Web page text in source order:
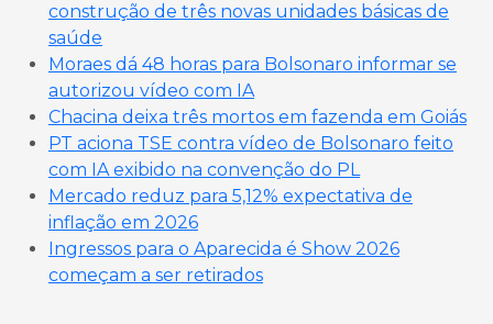
construção de três novas unidades básicas de
saúde
Moraes dá 48 horas para Bolsonaro informar se
autorizou vídeo com IA
Chacina deixa três mortos em fazenda em Goiás
PT aciona TSE contra vídeo de Bolsonaro feito
com IA exibido na convenção do PL
Mercado reduz para 5,12% expectativa de
inflação em 2026
Ingressos para o Aparecida é Show 2026
começam a ser retirados